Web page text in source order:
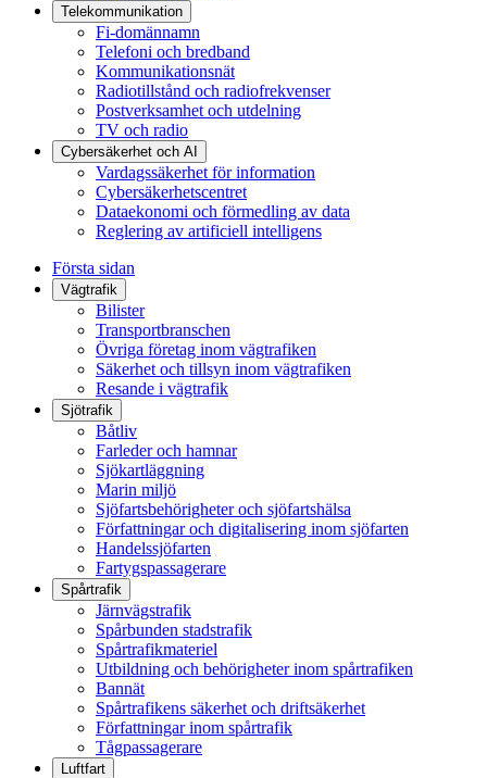
Telekommunikation
Fi-domännamn
Telefoni och bredband
Kommunikationsnät
Radiotillstånd och radiofrekvenser
Postverksamhet och utdelning
TV och radio
Cybersäkerhet och AI
Vardagssäkerhet för information
Cybersäkerhetscentret
Dataekonomi och förmedling av data
Reglering av artificiell intelligens
Första sidan
Vägtrafik
Bilister
Transportbranschen
Övriga företag inom vägtrafiken
Säkerhet och tillsyn inom vägtrafiken
Resande i vägtrafik
Sjötrafik
Båtliv
Farleder och hamnar
Sjökartläggning
Marin miljö
Sjöfartsbehörigheter och sjöfartshälsa
Författningar och digitalisering inom sjöfarten
Handelssjöfarten
Fartygspassagerare
Spårtrafik
Järnvägstrafik
Spårbunden stadstrafik
Spårtrafikmateriel
Utbildning och behörigheter inom spårtrafiken
Bannät
Spårtrafikens säkerhet och driftsäkerhet
Författningar inom spårtrafik
Tågpassagerare
Luftfart